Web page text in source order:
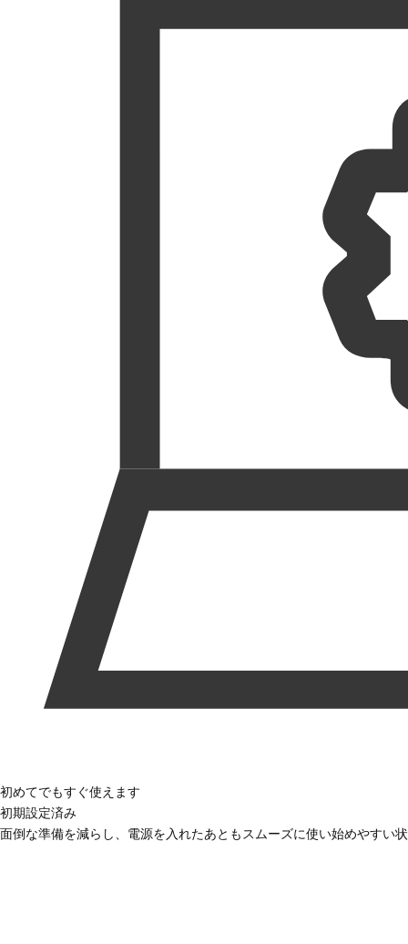
初めてでもすぐ使えます
初期設定済み
面倒な準備を減らし、電源を入れたあともスムーズに使い始めやすい